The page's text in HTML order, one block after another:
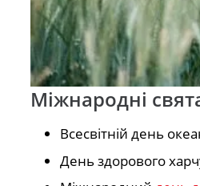
Міжнародні
Всесвітній день
День здорового